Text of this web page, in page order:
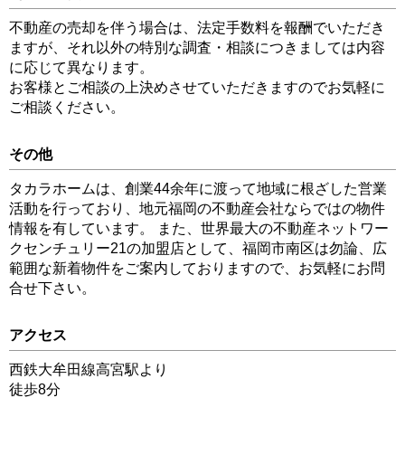
不動産の売却を伴う場合は、法定手数料を報酬でいただき
ますが、それ以外の特別な調査・相談につきましては内容
に応じて異なります。
お客様とご相談の上決めさせていただきますのでお気軽に
ご相談ください。
その他
タカラホームは、創業44余年に渡って地域に根ざした営業
活動を行っており、地元福岡の不動産会社ならではの物件
情報を有しています。 また、世界最大の不動産ネットワー
クセンチュリー21の加盟店として、福岡市南区は勿論、広
範囲な新着物件をご案内しておりますので、お気軽にお問
合せ下さい。
アクセス
西鉄大牟田線高宮駅より
徒歩8分